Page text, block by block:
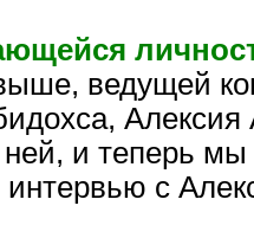
ведущей
и теперь
с